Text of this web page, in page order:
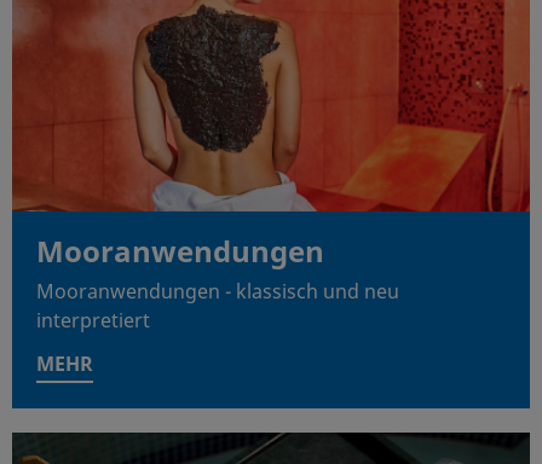
Mooranwendungen
Mooranwendungen - klassisch und neu
interpretiert
MEHR